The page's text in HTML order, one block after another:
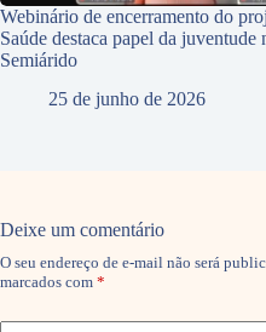
Webinário de encerramento do
Saúde destaca papel da juventude
Semiárido
25 de junho de 2026
Deixe um comentário
O seu endereço de e-mail não será
marcados com *